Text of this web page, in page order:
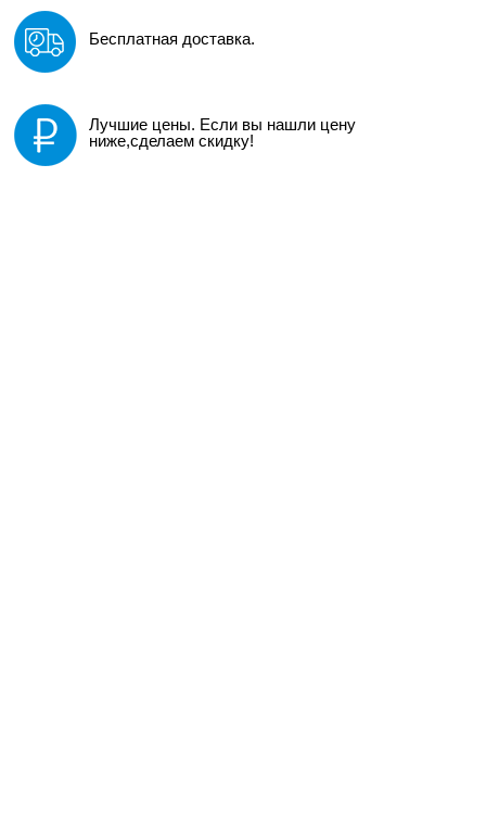
Бесплатная доставка.
Лучшие цены. Если вы нашли цену
ниже,сделаем скидку!